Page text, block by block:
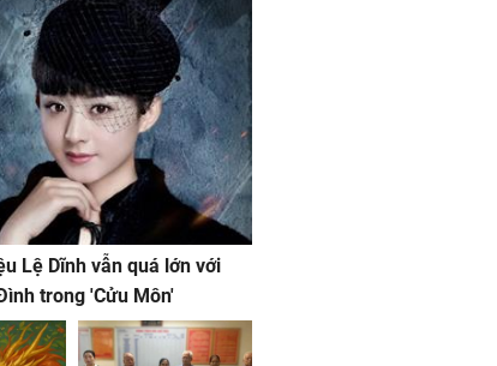
Lệ Dĩnh vẫn quá lớn với
trong 'Cửu Môn'